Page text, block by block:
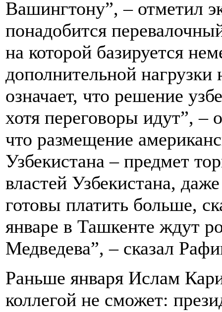
Вашингтону”, – отметил
понадобится
на которой базируется
дополнительной
означает, что решение
хотя переговоры идут”, –
что размещение
Узбекистана – предмет
властей Узбекистана,
готовы платить больше,
январе в Ташкенте ждут
Медведева”, – сказал
Раньше января Ислам
коллегой не сможет: